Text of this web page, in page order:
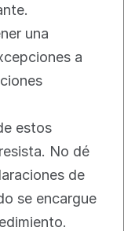
una
a
estos
No dé
de
se encargue